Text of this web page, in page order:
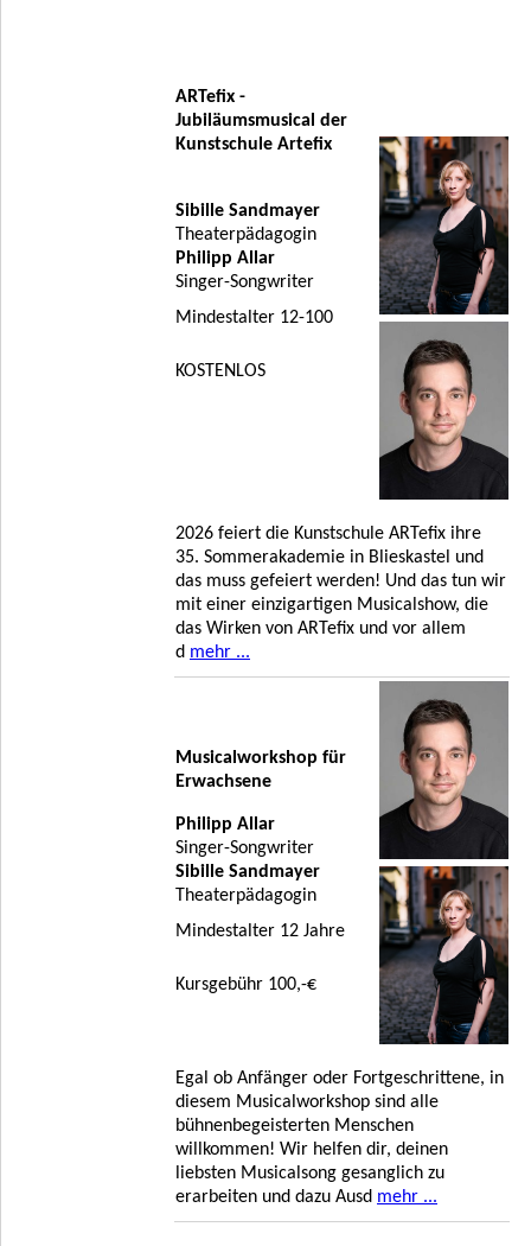
ARTefix -
Jubiläumsmusical der
Kunstschule Artefix
Sibille Sandmayer
Theaterpädagogin
Philipp Allar
Singer-Songwriter
Mindestalter 12-100
KOSTENLOS
2026 feiert die Kunstschule ARTefix ihre
35. Sommerakademie in Blieskastel und
das muss gefeiert werden! Und das tun wir
mit einer einzigartigen Musicalshow, die
das Wirken von ARTefix und vor allem
d mehr ...
Musicalworkshop für
Erwachsene
Philipp Allar
Singer-Songwriter
Sibille Sandmayer
Theaterpädagogin
Mindestalter 12 Jahre
Kursgebühr 100,-€
Egal ob Anfänger oder Fortgeschrittene, in
diesem Musicalworkshop sind alle
bühnenbegeisterten Menschen
willkommen! Wir helfen dir, deinen
liebsten Musicalsong gesanglich zu
erarbeiten und dazu Ausd mehr ...